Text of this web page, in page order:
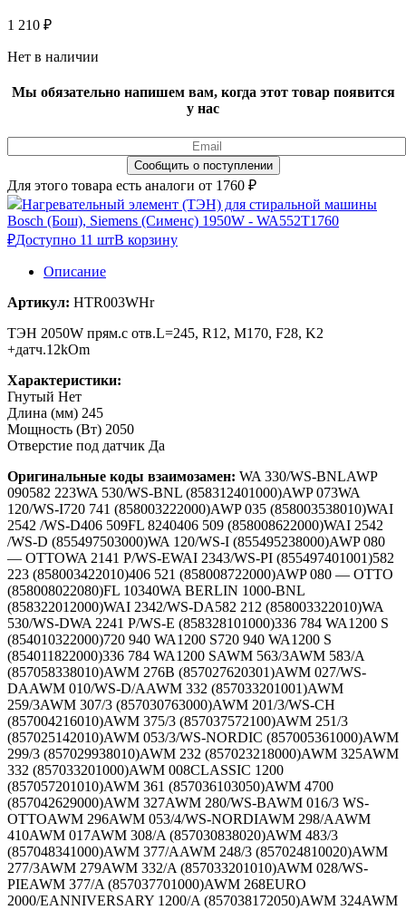
1 210 ₽
Нет в наличии
Мы обязательно напишем вам, когда этот товар появится
у нас
Для этого товара есть аналоги от 1760 ₽
Нагревательный элемент (ТЭН) для стиральной машины
Bosch (Бош), Siemens (Сименс) 1950W - WA552T1760
₽Доступно 11 штВ корзину
Описание
Артикул: HTR003WHr
ТЭН 2050W прям.с отв.L=245, R12, M170, F28, K2
+датч.12kOm
Характеристики:
Гнутый Нет
Длина (мм) 245
Мощность (Вт) 2050
Отверстие под датчик Да
Оригинальные коды взаимозамен: WA 330/WS-BNLAWP
090582 223WA 530/WS-BNL (858312401000)AWP 073WA
120/WS-I720 741 (858003222000)AWP 035 (858003538010)WAI
2542 /WS-D406 509FL 8240406 509 (858008622000)WAI 2542
/WS-D (855497503000)WA 120/WS-I (855495238000)AWP 080
— OTTOWA 2141 P/WS-EWAI 2343/WS-PI (855497401001)582
223 (858003422010)406 521 (858008722000)AWP 080 — OTTO
(858008022080)FL 10340WA BERLIN 1000-BNL
(858322012000)WAI 2342/WS-DA582 212 (858003322010)WA
530/WS-DWA 2241 P/WS-E (858328101000)336 784 WA1200 S
(854010322000)720 940 WA1200 S720 940 WA1200 S
(854011822000)336 784 WA1200 SAWM 563/3AWM 583/A
(857058338010)AWM 276B (857027620301)AWM 027/WS-
DAAWM 010/WS-D/AAWM 332 (857033201001)AWM
259/3AWM 307/3 (857030763000)AWM 201/3/WS-CH
(857004216010)AWM 375/3 (857037572100)AWM 251/3
(857025142010)AWM 053/3/WS-NORDIC (857005361000)AWM
299/3 (857029938010)AWM 232 (857023218000)AWM 325AWM
332 (857033201000)AWM 008CLASSIC 1200
(857057201010)AWM 361 (857036103050)AWM 4700
(857042629000)AWM 327AWM 280/WS-BAWM 016/3 WS-
OTTOAWM 296AWM 053/4/WS-NORDIAWM 298/AAWM
410AWM 017AWM 308/A (857030838020)AWM 483/3
(857048341000)AWM 377/AAWM 248/3 (857024810020)AWM
277/3AWM 279AWM 332/A (857033201010)AWM 028/WS-
PIEAWM 377/A (857037701000)AWM 268EURO
2000/EANNIVERSARY 1200/A (857038172050)AWM 324AWM